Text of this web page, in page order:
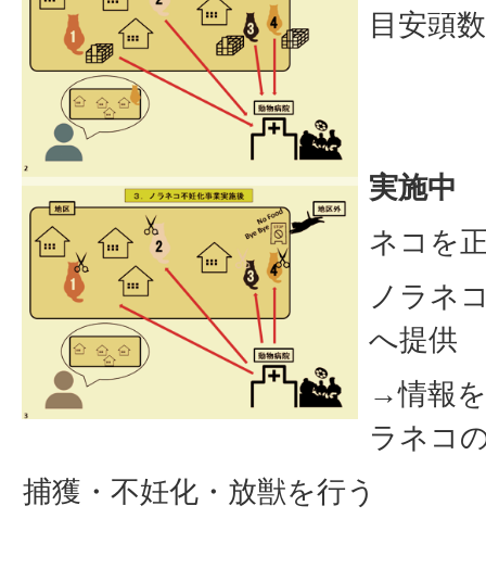
目安頭
実施中
ネコを
ノラネ
へ提供
→情報
ラネコ
捕獲・不妊化・放獣を行う